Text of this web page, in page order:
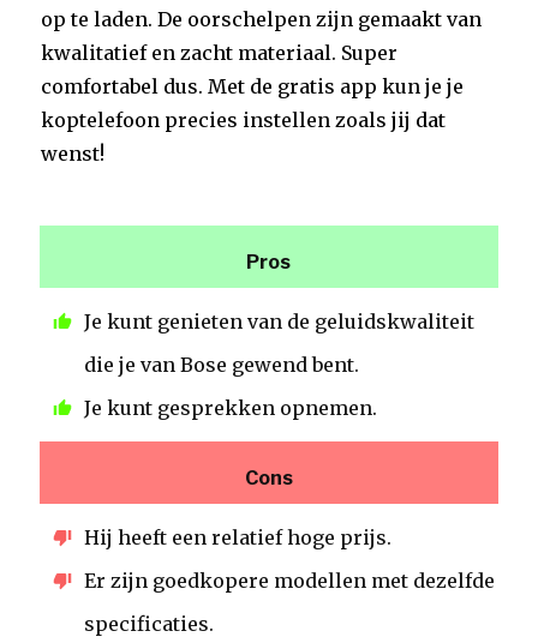
op te laden. De oorschelpen zijn gemaakt van
kwalitatief en zacht materiaal. Super
comfortabel dus. Met de gratis app kun je je
koptelefoon precies instellen zoals jij dat
wenst!
Pros
Je kunt genieten van de geluidskwaliteit
die je van Bose gewend bent.
Je kunt gesprekken opnemen.
Cons
Hij heeft een relatief hoge prijs.
Er zijn goedkopere modellen met dezelfde
specificaties.